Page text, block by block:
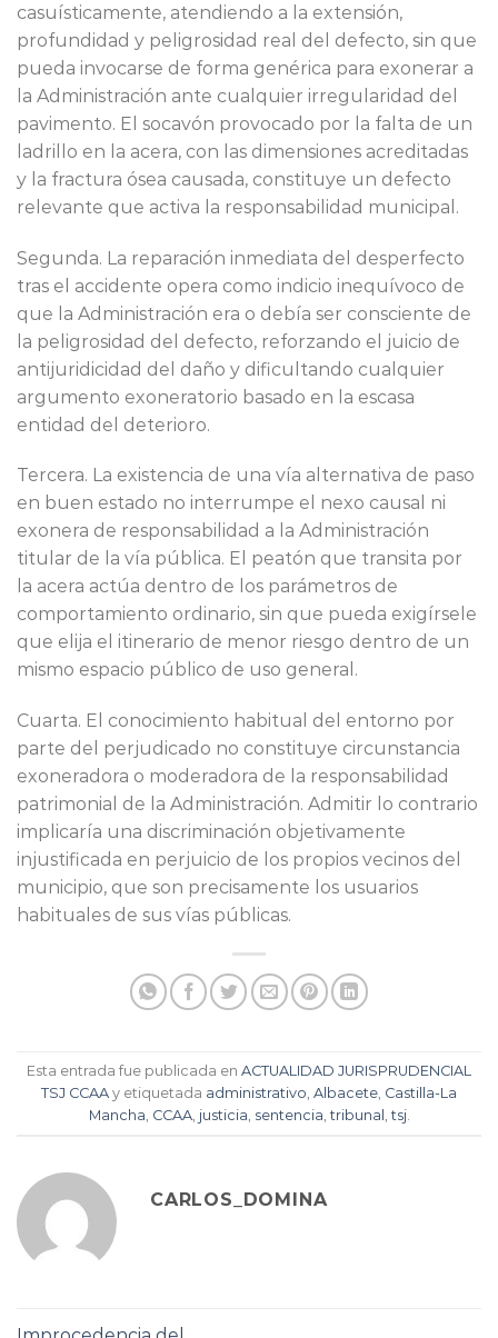
casuísticamente, atendiendo a la extensión,
profundidad y peligrosidad real del defecto, sin que
pueda invocarse de forma genérica para exonerar a
la Administración ante cualquier irregularidad del
pavimento. El socavón provocado por la falta de un
ladrillo en la acera, con las dimensiones acreditadas
y la fractura ósea causada, constituye un defecto
relevante que activa la responsabilidad municipal.
Segunda. La reparación inmediata del desperfecto
tras el accidente opera como indicio inequívoco de
que la Administración era o debía ser consciente de
la peligrosidad del defecto, reforzando el juicio de
antijuridicidad del daño y dificultando cualquier
argumento exoneratorio basado en la escasa
entidad del deterioro.
Tercera. La existencia de una vía alternativa de paso
en buen estado no interrumpe el nexo causal ni
exonera de responsabilidad a la Administración
titular de la vía pública. El peatón que transita por
la acera actúa dentro de los parámetros de
comportamiento ordinario, sin que pueda exigírsele
que elija el itinerario de menor riesgo dentro de un
mismo espacio público de uso general.
Cuarta. El conocimiento habitual del entorno por
parte del perjudicado no constituye circunstancia
exoneradora o moderadora de la responsabilidad
patrimonial de la Administración. Admitir lo contrario
implicaría una discriminación objetivamente
injustificada en perjuicio de los propios vecinos del
municipio, que son precisamente los usuarios
habituales de sus vías públicas.
Esta entrada fue publicada en ACTUALIDAD JURISPRUDENCIAL
TSJ CCAA y etiquetada administrativo Albacete Castilla-La
Mancha CCAA, justicia sentencia ,tribunal ,tsj.
CARLOS_DOMINA